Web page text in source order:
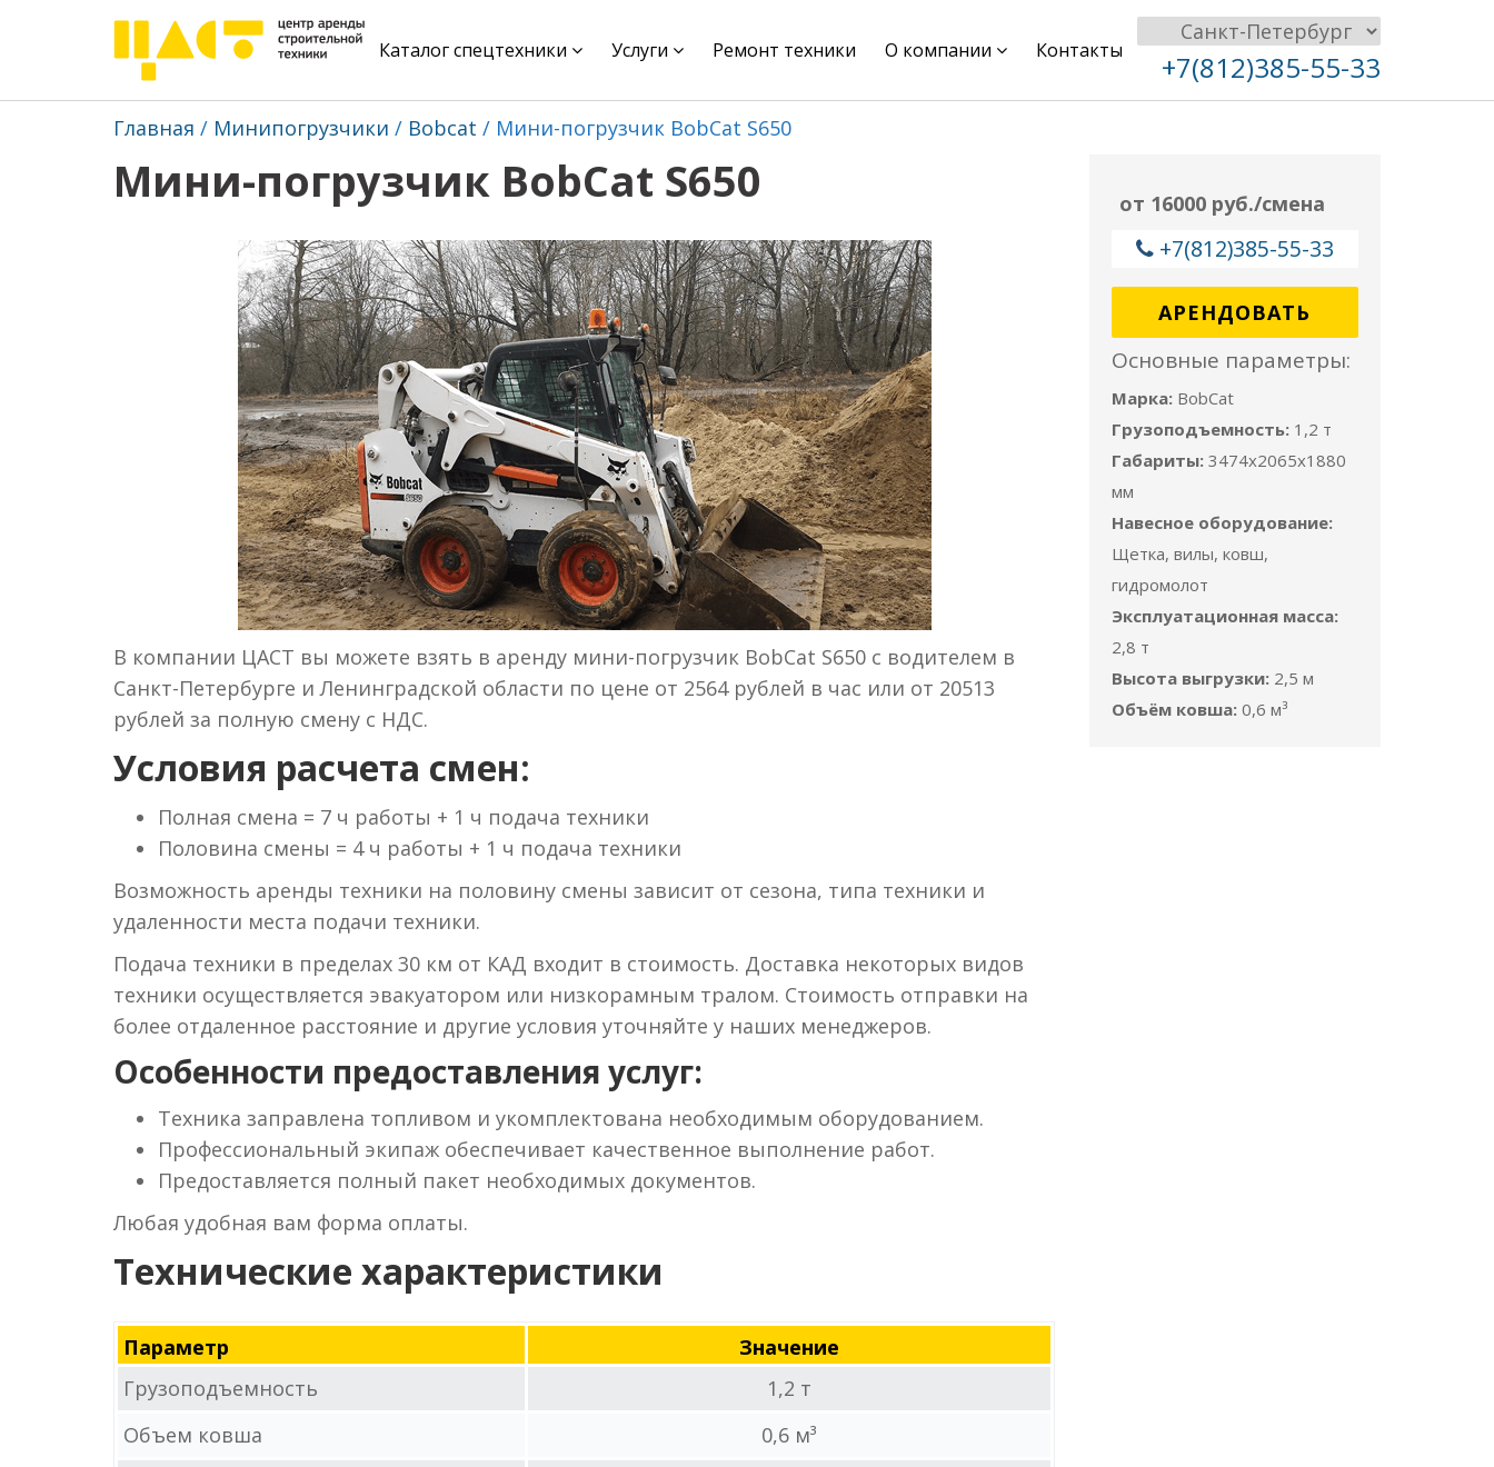
Каталог спецтехники Услуги Ремонт техники О компании Контакты +7(812)385-55-33
Главная Минипогрузчики Bobcat Мини-погрузчик BobCat S650
Мини-погрузчик BobCat S650
В компании ЦАСТ вы можете взять в аренду мини-погрузчик BobCat S650 с водителем в
Санкт-Петербурге и Ленинградской области по цене от 2564 рублей в час или от 20513
рублей за полную смену с НДС.
Условия расчета смен:
Полная смена = 7 ч работы + 1 ч подача техники
Половина смены = 4 ч работы + 1 ч подача техники
Возможность аренды техники на половину смены зависит от сезона, типа техники и
удаленности места подачи техники.
Подача техники в пределах 30 км от КАД входит в стоимость. Доставка некоторых видов
техники осуществляется эвакуатором или низкорамным тралом. Стоимость отправки на
более отдаленное расстояние и другие условия уточняйте у наших менеджеров.
Особенности предоставления услуг:
Техника заправлена топливом и укомплектована необходимым оборудованием.
Профессиональный экипаж обеспечивает качественное выполнение работ.
Предоставляется полный пакет необходимых документов.
Любая удобная вам форма оплаты.
Технические характеристики
Параметр
Значение
Грузоподъемность
1,2 т
Объем ковша
0,6 м³
от 16000 руб./смена
+7(812)385-55-33
АРЕНДОВАТЬ
Основные параметры:
Марка: BobCat
Грузоподъемность: 1,2 т
Габариты: 3474х2065x1880
мм
Навесное оборудование:
Щетка, вилы, ковш,
гидромолот
Эксплуатационная масса:
2,8 т
Высота выгрузки: 2,5 м
Объём ковша: 0,6 м³